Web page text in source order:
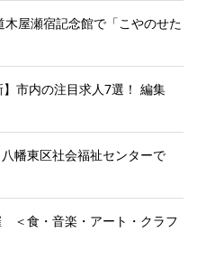
屋瀬宿記念館で「こやのせた
】市内の注目求人7選！ 編集
幡東区社会福祉センターで
＜食・音楽・アート・クラフ